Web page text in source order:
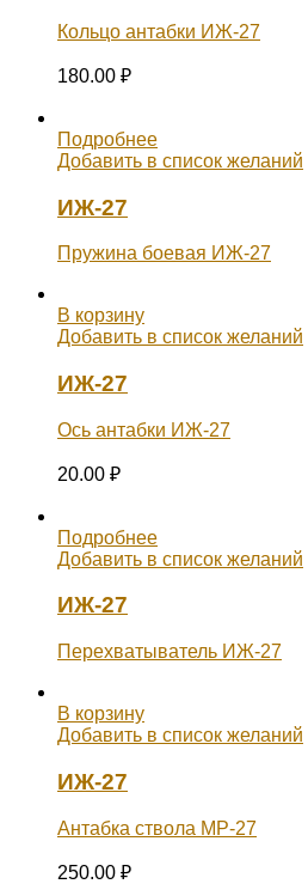
Кольцо антабки ИЖ-27
180.00 ₽
Подробнее
Добавить в список желаний
ИЖ-27
Пружина боевая ИЖ-27
В корзину
Добавить в список желаний
ИЖ-27
Ось антабки ИЖ-27
20.00 ₽
Подробнее
Добавить в список желаний
ИЖ-27
Перехватыватель ИЖ-27
В корзину
Добавить в список желаний
ИЖ-27
Антабка ствола МР-27
250.00 ₽